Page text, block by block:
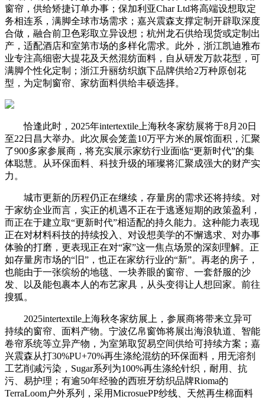
窗帘，供给矫捷订单办事；保加利亚Char Ltd将高端设想取定
务相连系，满脚全球市场需求；嘉兴震森支撑定制开辟取深度
合做，融合前卫色彩取立异设想；杭州龙石供给现货或定制出
产，适配酒店和室第市场的多样化需求。此外，浙江凯迪雅布
业专注高细密大提花及天然混纺面料，自从研发万款花型，可
满脚个性化定制；浙江升丽纺织旗下品牌供给2万种原创花
型，为定制窗帘、家纺面料供给丰硕选择。
恰逢此时，2025年intertextile上海秋冬家纺展将于8月20日
至22日昌大举办。此次展会笼盖10万平方米的展馆面积，汇聚
了900多家参展商，将充实展示家纺行业面临“更新时代”的集
体聪慧。从环保面料、科技升级的璀璨将汇聚成强大的财产实
力。
城市更新的历程仍正在继续，存量房的需求还将持续。对
于家纺企业而言，实正的机遇不正在于逃逐短期的政策盈利，
而正在于建立取“更新时代”相适配的持久能力。这种能力表现
正在对材料科技的持续投入、对设想美学的不懈逃求、对办事
体验的打磨，更表现正在对“家”这一焦点场景的深刻理解。正
如存量房市场的“旧”，也正在家纺行业的“新”。再老的房子，
也能由于一张缤纷的地毯、一块养眼的窗帘、一套舒服的沙
发、以及能包裹本人的布艺家具，从头变得让人想回家。前往
搜狐。
2025intertextile上海秋冬家纺展上，参展商将带来立异可
持续的窗帘、面料产物。宁波亿帛窗饰将展出海浪轨道、智能
卷帘系统等立异产物，为室第取贸易空间供给可持续方案；嘉
兴震森从打30%PU+70%再生涤纶混纺的环保面料，用无溶剂
工艺削减污染，Sugar系列为100%再生涤纶针织，耐用、抗
污、易护理；有逾50年经验的西班牙纺织品牌Rioma的
TerraLoom户外系列，采用MicrosuePP纱线、天然再生棉面料